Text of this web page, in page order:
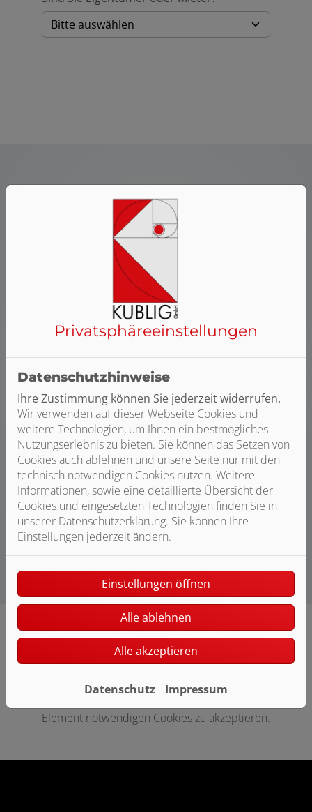
Kosten klar?
Hier finden Sie weitere
Planungshilfen:
Heizungsanfrage-Assistent
Starten Sie jetzt Ihre Heizungsanfrage.
jetzt planen
Element notwendigen Cookies zu akzeptieren.
Privatsphäre­einstellungen
Datenschutzhinweise
Ihre Zustimmung können Sie jederzeit widerrufen.
Wir verwenden auf dieser Webseite Cookies und
weitere Technologien, um Ihnen ein bestmögliches
Nutzungserlebnis zu bieten. Sie können das Setzen von
Cookies auch ablehnen und unsere Seite nur mit den
technisch notwendigen Cookies nutzen. Weitere
Informationen, sowie eine detaillierte Übersicht der
Cookies und eingesetzten Technologien finden Sie in
unserer Datenschutzerklärung. Sie können Ihre
Einstellungen jederzeit ändern.
Einstellungen öffnen
Alle ablehnen
Alle akzeptieren
Datenschutz Impressum